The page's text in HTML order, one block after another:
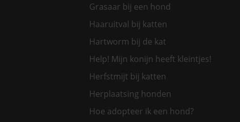
Grasaar bij een hond
Haaruitval bij katten
Hartworm bij de kat
Help! Mijn konijn heeft kleintjes!
Herfstmijt bij katten
Herplaatsing honden
Hoe adopteer ik een hond?